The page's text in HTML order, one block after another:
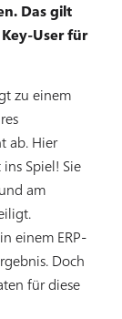
Das gilt
User für
zu einem
ab. Hier
Spiel! Sie
am
einem ERP-
Doch
für diese